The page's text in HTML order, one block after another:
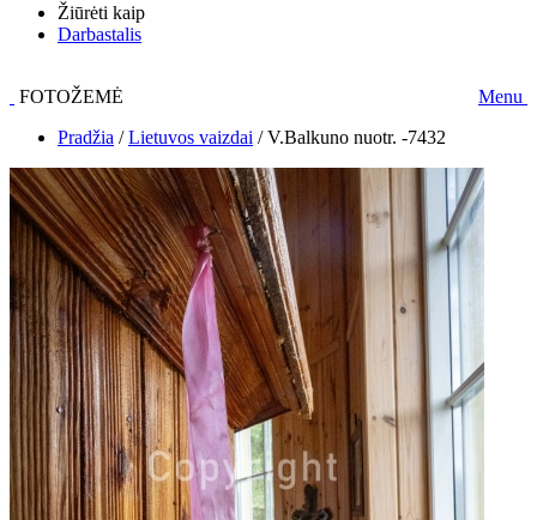
Žiūrėti kaip
Darbastalis
FOTOŽEMĖ
Menu
Pradžia /Lietuvos vaizdai /V.Balkuno nuotr. -7432